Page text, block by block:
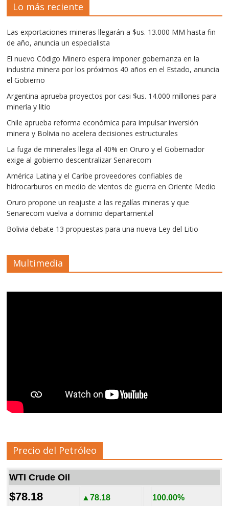
Lo más reciente
Las exportaciones mineras llegarán a $us. 13.000 MM hasta fin
de año, anuncia un especialista
El nuevo Código Minero espera imponer gobernanza en la
industria minera por los próximos 40 años en el Estado, anuncia
el Gobierno
Argentina aprueba proyectos por casi $us. 14.000 millones para
minería y litio
Chile aprueba reforma económica para impulsar inversión
minera y Bolivia no acelera decisiones estructurales
La fuga de minerales llega al 40% en Oruro y el Gobernador
exige al gobierno descentralizar Senarecom
América Latina y el Caribe proveedores confiables de
hidrocarburos en medio de vientos de guerra en Oriente Medio
Oruro propone un reajuste a las regalías mineras y que
Senarecom vuelva a dominio departamental
Bolivia debate 13 propuestas para una nueva Ley del Litio
Multimedia
Precio del Petróleo
WTI Crude Oil
$78.18 ▲78.18 100.00%